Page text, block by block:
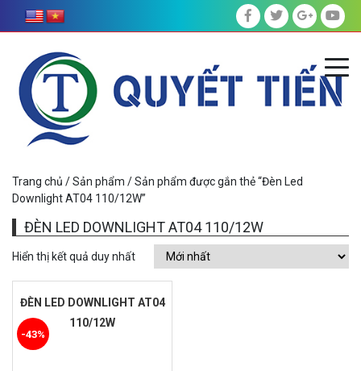
Trang chủ /Sản phẩm / Sản phẩm được gắn thẻ “Đèn Led
Downlight AT04 110/12W”
ĐÈN LED DOWNLIGHT AT04 110/12W
Hiển thị kết quả duy nhất
ĐÈN LED DOWNLIGHT AT04
110/12W
-43%